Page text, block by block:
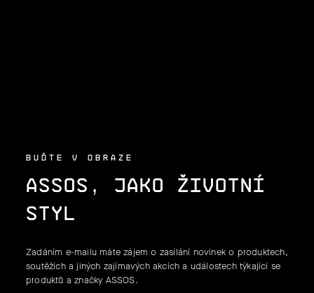
BUĎTE V OBRAZE
ASSOS, JAKO ŽIVOTNÍ
STYL
Zadáním e-mailu máte zájem o zasílání novinek o produktech,
soutěžích a jiných zajímavých akcích a událostech týkající se
produktů a značky ASSOS.